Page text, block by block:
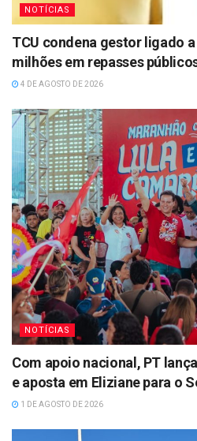
NOTÍCIAS
TCU condena gestor ligado
milhões em repasses
4 DE AGOSTO DE 2026
NOTÍCIAS
Com apoio nacional, PT
e aposta em Eliziane para o
1 DE AGOSTO DE 2026